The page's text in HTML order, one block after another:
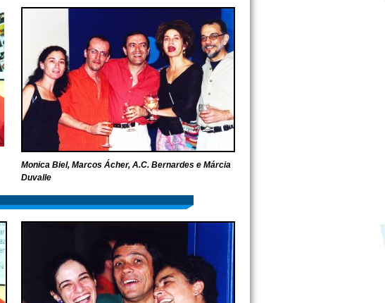
Monica Biel, Marcos Ácher, A.C. Bernardes e Márcia
Duvalle